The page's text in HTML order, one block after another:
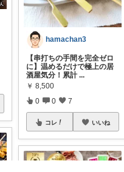
hamachan3
【串打ちの手間を完全ゼロ
に】温めるだけで極上の居
酒屋気分！累計 ...
￥ 8,500
0 0 7
コレ いいね